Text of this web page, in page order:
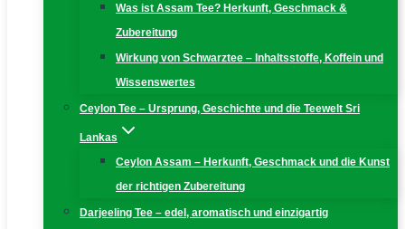
Was ist Assam Tee? Herkunft, Geschmack &
Zubereitung
Wirkung von Schwarztee – Inhaltsstoffe, Koffein und
Wissenswertes
Ceylon Tee – Ursprung, Geschichte und die Teewelt Sri
Lankas
Ceylon Assam – Herkunft, Geschmack und die Kunst
der richtigen Zubereitung
Darjeeling Tee – edel, aromatisch und einzigartig